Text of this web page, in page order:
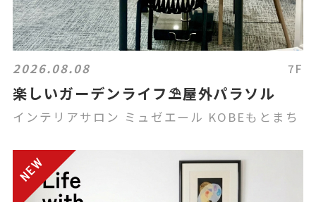
2026.08.08 7F
楽しいガーデンライフ⛱️屋外パラソル
インテリアサロン ミュゼエール KOBEもとまち